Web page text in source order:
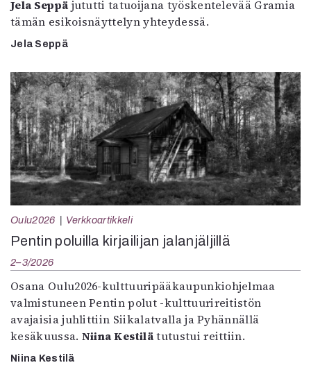
Jela Seppä jututti tatuoijana työskentelevää Gramia
tämän esikoisnäyttelyn yhteydessä.
Jela Seppä
Oulu2026 Verkkoartikkeli
Pentin poluilla kirjailijan jalanjäljillä
2–3/2026
Osana Oulu2026-kulttuuripääkaupunkiohjelmaa
valmistuneen Pentin polut -kulttuurireitistön
avajaisia juhlittiin Siikalatvalla ja Pyhännällä
kesäkuussa. Niina Kestilätutustui reittiin.
Niina Kestilä